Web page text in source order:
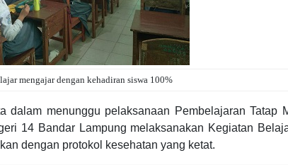
mengajar dengan kehadiran siswa 100%
menunggu pelaksanaan Pembelajaran Tatap
14 Bandar Lampung melaksanakan Kegiatan
dengan protokol kesehatan yang ketat.